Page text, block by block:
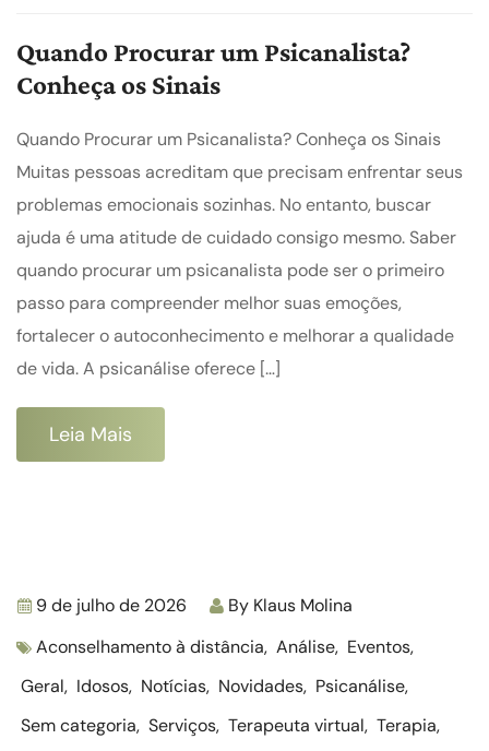
Quando Procurar um Psicanalista?
Conheça os Sinais
Quando Procurar um Psicanalista? Conheça os Sinais
Muitas pessoas acreditam que precisam enfrentar seus
problemas emocionais sozinhas. No entanto, buscar
ajuda é uma atitude de cuidado consigo mesmo. Saber
quando procurar um psicanalista pode ser o primeiro
passo para compreender melhor suas emoções,
fortalecer o autoconhecimento e melhorar a qualidade
de vida. A psicanálise oferece […]
Leia Mais
9 de julho de 2026 By Klaus Molina
Aconselhamento à distância, Análise, Eventos,
Geral, Idosos, Notícias, Novidades, Psicanálise,
Sem categoria, Serviços, Terapeuta virtual, Terapia,